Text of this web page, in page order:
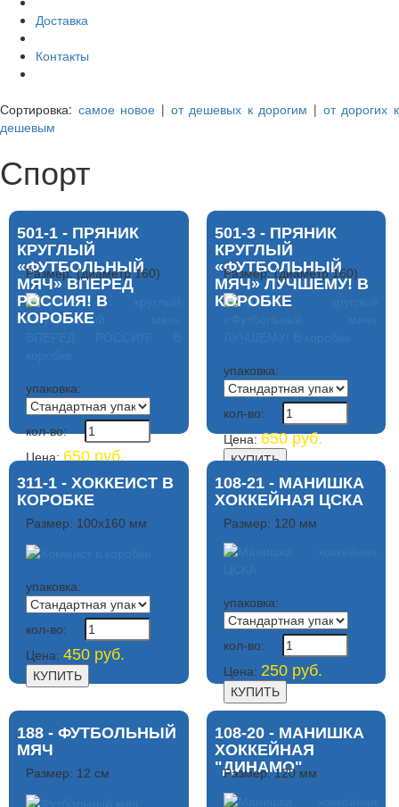
Доставка
Контакты
Сортировка: самое новое | от дешевых к дорогим | от дорогих к
дешевым
Спорт
501-1 - ПРЯНИК
КРУГЛЫЙ
«ФУТБОЛЬНЫЙ
МЯЧ» ВПЕРЕД
РОССИЯ! В
КОРОБКЕ
Размер: (диаметр 160)
упаковка:
кол-во:
Цена: 650 руб.
501-3 - ПРЯНИК
КРУГЛЫЙ
«ФУТБОЛЬНЫЙ
МЯЧ» ЛУЧШЕМУ! В
КОРОБКЕ
Размер: (диаметр 160)
упаковка:
кол-во:
Цена: 650 руб.
311-1 - ХОККЕИСТ В
КОРОБКЕ
Размер: 100х160 мм
упаковка:
кол-во:
Цена: 450 руб.
108-21 - МАНИШКА
ХОККЕЙНАЯ ЦСКА
Размер: 120 мм
упаковка:
кол-во:
Цена: 250 руб.
188 - ФУТБОЛЬНЫЙ
МЯЧ
Размер: 12 см
108-20 - МАНИШКА
ХОККЕЙНАЯ
"ДИНАМО"
Размер: 120 мм